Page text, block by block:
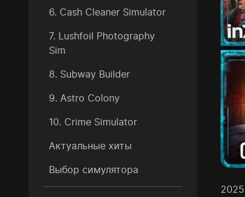
6. Cash Cleaner Simulator
7. Lushfoil Photography
Sim
8. Subway Builder
9. Astro Colony
10. Crime Simulator
Актуальные хиты
Выбор симулятора